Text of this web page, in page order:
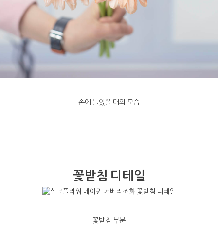
손에 들었을 때의 모습
꽃받침 디테일
꽃받침 부분